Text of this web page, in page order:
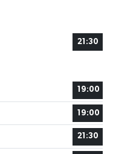
21:30
19:00
19:00
21:30